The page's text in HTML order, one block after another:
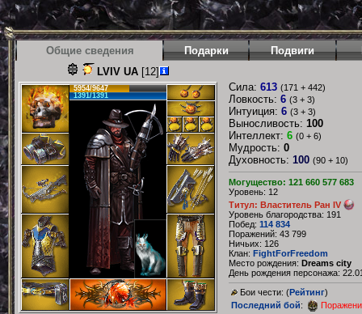
Общие сведения Подарки Подвиги
LVIV UA[12]
5954/9647
1391/1391
Сила: 613 (171 + 442)
Ловкость: 6 (3 + 3)
Интуиция: 6 (3 + 3)
Выносливость: 100
Интеллект: 6 (0 + 6)
Мудрость: 0
Духовность: 100 (90 + 10)
Могущество: 121 660 577 683
Уровень: 12
Титул: Властитель Ран IV
Уровень благородства: 191
Побед: 114 834
Поражений: 43 799
Ничьих: 126
Клан: FightForFreedom
Место рождения: Dreams city
День рождения персонажа:
Бои чести: (Рейтинг)
Последний бой: